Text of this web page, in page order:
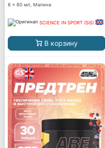
6 x 60 мл, Малина
SCIENCE IN SPORT (SiS)
В корзину